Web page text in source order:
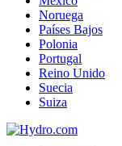
Noruega
Países Bajos
Polonia
Portugal
Reino Unido
Suecia
Suiza